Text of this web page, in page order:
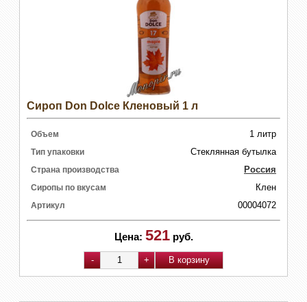
Сироп Don Dolce Кленовый 1 л
Объем 1 литр
Тип упаковки Стеклянная бутылка
Страна производства Россия
Сиропы по вкусам Клен
Артикул 00004072
Цена: 521 руб.